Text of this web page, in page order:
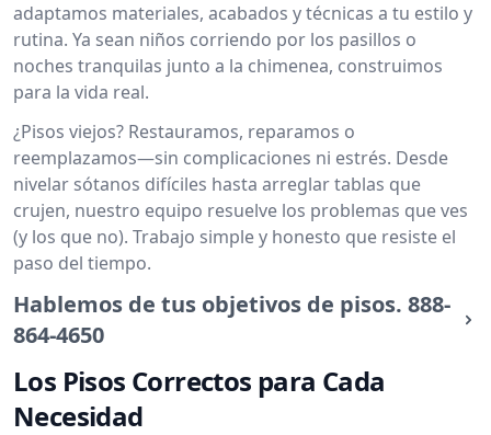
adaptamos materiales, acabados y técnicas a tu estilo y
rutina. Ya sean niños corriendo por los pasillos o
noches tranquilas junto a la chimenea, construimos
para la vida real.
¿Pisos viejos? Restauramos, reparamos o
reemplazamos—sin complicaciones ni estrés. Desde
nivelar sótanos difíciles hasta arreglar tablas que
crujen, nuestro equipo resuelve los problemas que ves
(y los que no). Trabajo simple y honesto que resiste el
paso del tiempo.
Hablemos de tus objetivos de pisos. 888-
864-4650
Los Pisos Correctos para Cada
Necesidad